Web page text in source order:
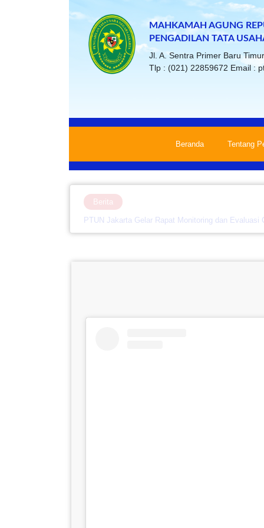
MAHKAMAH AGUNG
PENGADILAN TATA
Jl. A. Sentra Primer Baru
Tlp : (021) 22859672 Email :
Beranda Tentang
Berita
PTUN Jakarta Gelar Rapat Monitoring dan